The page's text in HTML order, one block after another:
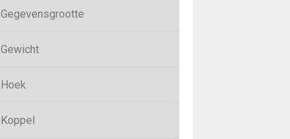
Gegevensgrootte
Gewicht
Hoek
Koppel